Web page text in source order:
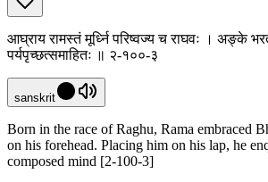
आघ्राय रामस्तं मूर्ध्नि परिष्वज्य च राघवः । अङ्के
पर्यपृच्छत्समाहितः ॥ २-१००-३
sanskrit
Born in the race of Raghu, Rama embraced
on his forehead. Placing him on his lap, he
composed mind [2-100-3]